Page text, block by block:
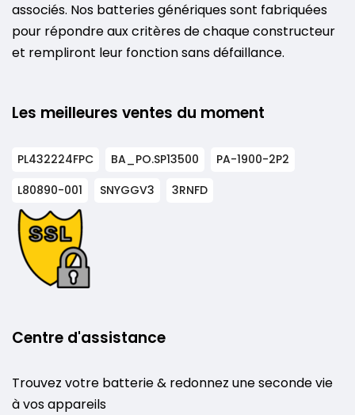
associés. Nos batteries génériques sont fabriquées
pour répondre aux critères de chaque constructeur
et rempliront leur fonction sans défaillance.
Les meilleures ventes du moment
PL432224FPC BA_PO.SP13500
PA-1900-2P2
L80890-001
SNYGGV3 3RNFD
Centre d'assistance
Trouvez votre batterie & redonnez une seconde vie
à vos appareils